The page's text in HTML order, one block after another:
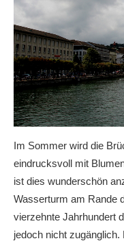
Im Sommer wird die
eindrucksvoll mit
ist dies wunderschön
Wasserturm am Rande
vierzehnte Jahrhundert
jedoch nicht zugänglich.